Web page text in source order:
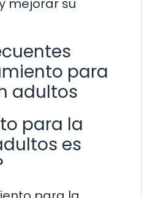
mejorar su
para
adultos
para la
es